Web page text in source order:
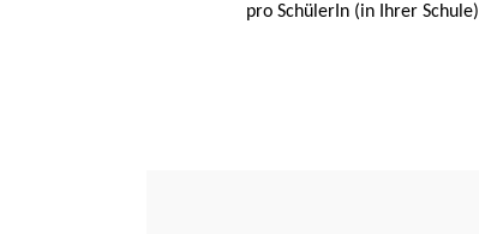
pro SchülerIn (in Ihrer Schule)